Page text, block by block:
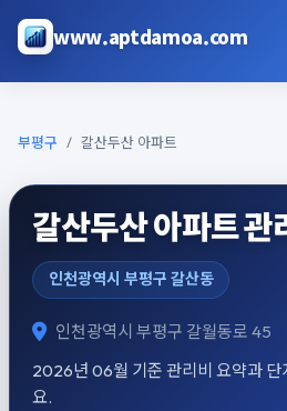
www.aptdamoa.com
부평구 갈산두산 아파트
갈산두산 아파트 관
인천광역시 부평구 갈산동
인천광역시 부평구 갈월동로 45
2026년 06월 기준 관리비 요약과 단
요.